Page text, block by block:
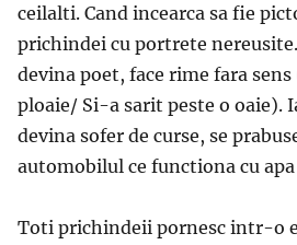
ceilalti. Cand incearca sa fie
prichindei cu portrete
devina poet, face rime fara
ploaie/ Si-a sarit peste o oaie).
devina sofer de curse, se
automobilul ce functiona cu apa
Toti prichindeii pornesc intr-o